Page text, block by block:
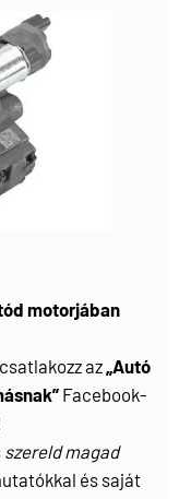
motorjában
az„Autó
Facebook-
szereld magad
és saját